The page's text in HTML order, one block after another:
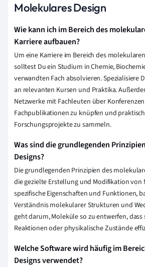
Molekulares Design
Wie kann ich im Bereich des
Karriere aufbauen?
Um eine Karriere im Bereich des
solltest Du ein Studium in Chemie,
verwandten Fach absolvieren. Spezialisiere
an relevanten Kursen und Praktika.
Netzwerke mit Fachleuten über
Fachpublikationen zu knüpfen und
Forschungsprojekte zu sammeln.
Was sind die grundlegenden
Designs?
Die grundlegenden Prinzipien des
die gezielte Erstellung und Modifikation von
spezifische Eigenschaften und Funktionen,
Verständnis molekularer Strukturen und
geht darum, Moleküle so zu entwerfen, dass
Reaktionen oder physikalische Zustände
Welche Software wird häufig im
Designs verwendet?